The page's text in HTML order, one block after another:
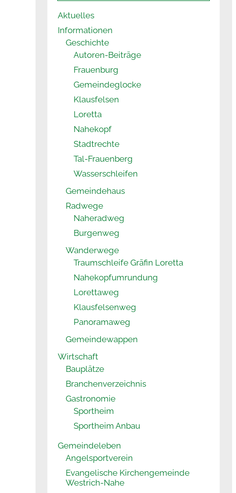
Aktuelles
Informationen
Geschichte
Autoren-Beiträge
Frauenburg
Gemeindeglocke
Klausfelsen
Loretta
Nahekopf
Stadtrechte
Tal-Frauenberg
Wasserschleifen
Gemeindehaus
Radwege
Naheradweg
Burgenweg
Wanderwege
Traumschleife Gräfin Loretta
Nahekopfumrundung
Lorettaweg
Klausfelsenweg
Panoramaweg
Gemeindewappen
Wirtschaft
Bauplätze
Branchenverzeichnis
Gastronomie
Sportheim
Sportheim Anbau
Gemeindeleben
Angelsportverein
Evangelische Kirchengemeinde
Westrich-Nahe